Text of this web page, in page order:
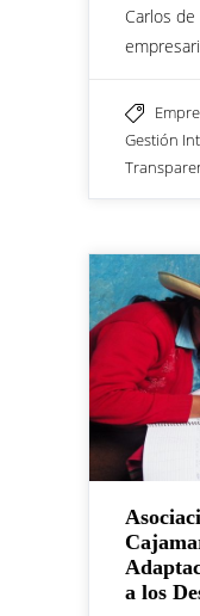
Carlos
Gestión
a los